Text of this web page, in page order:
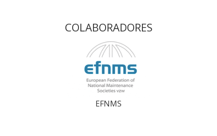
COLABORADORES
EFNMS